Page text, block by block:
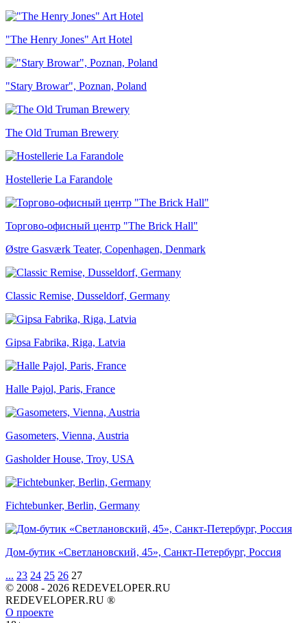
"The Henry Jones" Art Hotel
"Stary Browar", Poznan, Poland
The Old Truman Brewery
Hostellerie La Farandole
Торгово-офисный центр "The Brick Hall"
Østre Gasværk Teater, Copenhagen, Denmark
Classic Remise, Dusseldorf, Germany
Gipsa Fabrika, Riga, Latvia
Halle Pajol, Paris, France
Gasometers, Vienna, Austria
Gasholder House, Troy, USA
Fichtebunker, Berlin, Germany
Дом-бутик «Светлановский, 45», Санкт-Петербург, Россия
... 23 24 25 26 27
© 2008 - 2026 REDEVELOPER.RU
REDEVELOPER.RU ®
О проекте